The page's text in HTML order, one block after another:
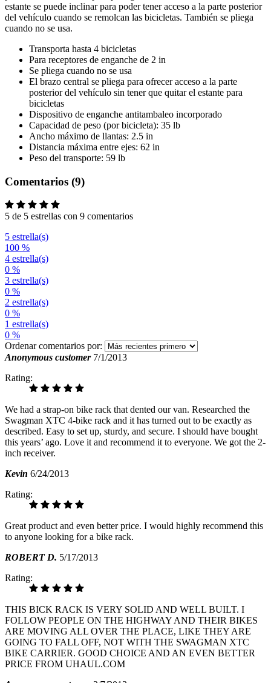
estante se puede inclinar para poder tener acceso a la parte posterior
del vehículo cuando se remolcan las bicicletas. También se pliega
cuando no se usa.
Transporta hasta 4 bicicletas
Para receptores de enganche de 2 in
Se pliega cuando no se usa
El brazo central se pliega para ofrecer acceso a la parte
posterior del vehículo sin tener que quitar el estante para
bicicletas
Dispositivo de enganche antitambaleo incorporado
Capacidad de peso (por bicicleta): 35 lb
Ancho máximo de llantas: 2.5 in
Distancia máxima entre ejes: 62 in
Peso del transporte: 59 lb
Comentarios (9)
5 de 5 estrellas con 9 comentarios
5 estrella(s)
100 %
4 estrella(s)
0 %
3 estrella(s)
0 %
2 estrella(s)
0 %
1 estrella(s)
0 %
Ordenar comentarios por:
Anonymous customer 7/1/2013
Rating:
We had a strap-on bike rack that dented our van. Researched the
Swagman XTC 4-bike rack and it has turned out to be exactly as
described. Easy to set up, sturdy, and secure. I should have bought
this years’ ago. Love it and recommend it to everyone. We got the 2-
inch receiver.
Kevin 6/24/2013
Rating:
Great product and even better price. I would highly recommend this
to anyone looking for a bike rack.
ROBERT D. 5/17/2013
Rating:
THIS BICK RACK IS VERY SOLID AND WELL BUILT. I
FOLLOW PEOPLE ON THE HIGHWAY AND THEIR BIKES
ARE MOVING ALL OVER THE PLACE, LIKE THEY ARE
GOING TO FALL OFF, NOT WITH THE SWAGMAN XTC
BIKE CARRIER. GOOD CHOICE AND AN EVEN BETTER
PRICE FROM UHAUL.COM